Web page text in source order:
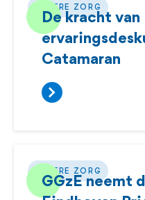
BETERE ZORG
De kracht van
Catamaran
BETERE ZORG
GGzE neemt